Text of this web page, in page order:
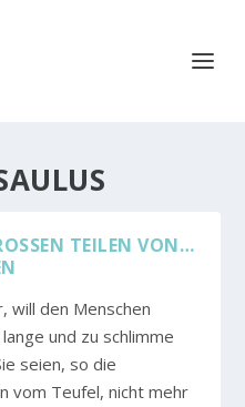
TEILEN VON… M
will den Menschen
und zu schlimme
seien, so die
vom Teufel, nicht mehr